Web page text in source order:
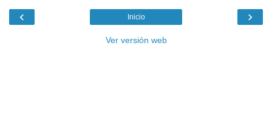
‹ ›
Inicio
Ver versión web